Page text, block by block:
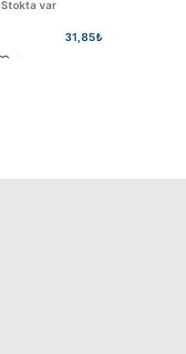
Stokta var
31,85₺